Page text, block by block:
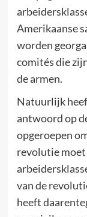
Amerikaanse
worden
comités die
de armen.
Natuurlijk
antwoord op
opgeroepen
revolutie
van de
heeft